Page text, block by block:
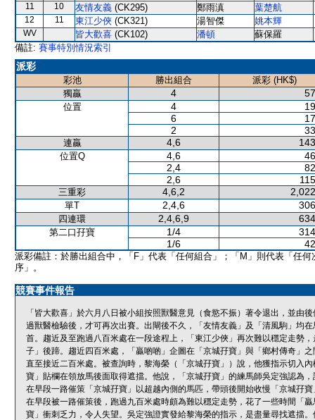
11 10 友情友義 (CK295) 鄭雨滇 葉楚航
12 11 東江少俠 (CK321) 湯智傑 姚本輝
WV 皆大歡喜 (CK102) 潘頓
蘇保羅
備註: 賽事特別情況索引
派彩
彩池 勝出組合
派彩 (HK$)
獨贏
4
位置 4
6
2
連贏 4,6
位置Q 4,6
2,4
2,6
三重彩 4,6,2
單T 2,4,6
四連環 2,4,6,9
第二口孖寶 1/4
1/6
派彩備註：於勝出組合中，「F」代表「任何組合」；「M」則代表「任何
序」。
競賽事件報告
「皆大歡喜」於六月八日被小組按照獸醫意見（食慾不振）著令退出，並由
過獸醫檢驗後，才可再次出賽。出閘後不久，「友情友義」及「清風駒」均
首。趨近及至跑過八百米處在一段途程上，「東江少俠」再次難以穩定走勢
子」後蹄。趨近四百米處，「贏啲啲」企圖在「京城孖寶」與「鄉村傳奇」
直至接近二百米處。被查詢時，黎海榮（「京城孖寶」）說，他獲指示切入
寶」貼欄在領放馬後面取得遮擋。他說，「京城孖寶」的練馬師吳定強認為
在早段一路催策「京城孖寶」以超越內側的馬匹，帶頭後開始收慢「京城孖
在早段被一路催策後，跑過九百米處時頗為難以穩定走勢，花了一些時間「
寶」衝刺乏力，令人失望。吳定強證實發給黎海榮的指示，是盡量尋找遮擋